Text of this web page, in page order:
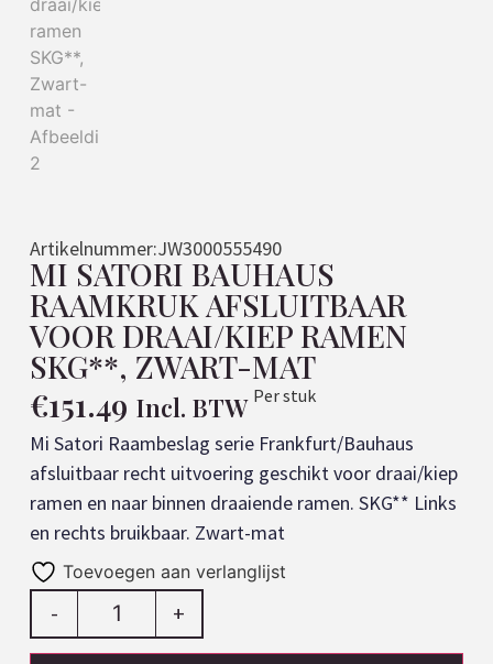
Artikelnummer:JW3000555490
MI SATORI BAUHAUS
RAAMKRUK AFSLUITBAAR
VOOR DRAAI/KIEP RAMEN
SKG**, ZWART-MAT
€151.49 Incl. BTW Per stuk
Mi Satori Raambeslag serie Frankfurt/Bauhaus
afsluitbaar recht uitvoering geschikt voor draai/kiep
ramen en naar binnen draaiende ramen. SKG** Links
en rechts bruikbaar. Zwart-mat
Toevoegen aan verlanglijst
- +